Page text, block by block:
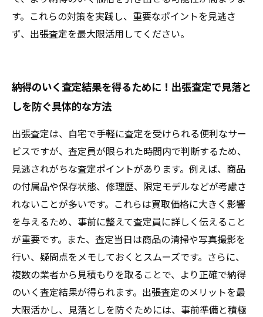
す。これらの対策を実践し、重要なポイントを見逃さ
ず、出張査定を最大限活用してください。
納得のいく査定結果を得るために！出張査定で見落と
しを防ぐ具体的な方法
出張査定は、自宅で手軽に査定を受けられる便利なサー
ビスですが、査定員が限られた時間内で判断するため、
見逃されがちな査定ポイントがあります。例えば、商品
の付属品や保存状態、修理歴、限定モデルなどが考慮さ
れないことが多いです。これらは買取価格に大きく影響
を与えるため、事前に整えて査定員に詳しく伝えること
が重要です。また、査定当日は商品の清掃や写真撮影を
行い、疑問点をメモしておくとスムーズです。さらに、
複数の業者から見積もりを取ることで、より正確で納得
のいく査定結果が得られます。出張査定のメリットを最
大限活かし、見落としを防ぐためには、事前準備と積極